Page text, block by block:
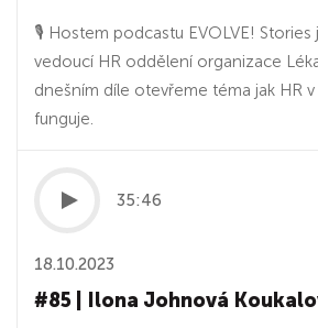
🎙 Hostem podcastu EVOLVE! Stories
vedoucí HR oddělení organizace
dnešním díle otevřeme téma jak HR
funguje.
35:46
18.10.2023
#85 | Ilona Johnová